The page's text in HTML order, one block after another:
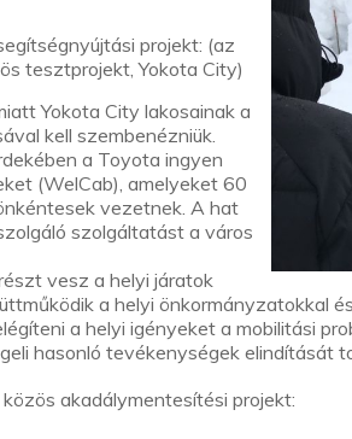
projekt: (az
tesztprojekt, Yokota City)
Yokota City lakosainak a
kell szembenézniük.
a Toyota ingyen
(WelCab), amelyeket 60
vezetnek. A hat
szolgáltatást a város
vesz a helyi járatok
a helyi önkormányzatokkal
a helyi igényeket a mobilitási
hasonló tevékenységek elindítását
akadálymentesítési projekt: